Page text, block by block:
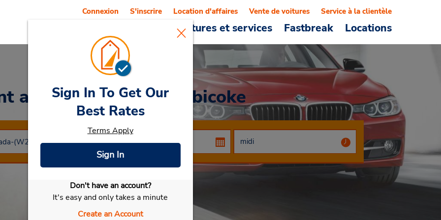
Voitures et services Fastbreak Locations
Connexion S'inscrire Location d'affaires Vente de voitures Service à la clientèle
a Carat Rexdale/Etobicoke
Sélectionner ma voiture
Sign In To Get Our
Best Rates
Terms Apply
Sign In
Don't have an account?
It's easy and only takes a minute
Create an Account